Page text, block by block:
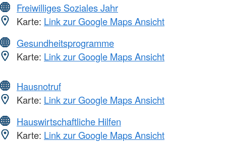
Freiwilliges Soziales Jahr
Karte: Link zur Google Maps Ansicht
Gesundheitsprogramme
Karte: Link zur Google Maps Ansicht
Hausnotruf
Karte: Link zur Google Maps Ansicht
Hauswirtschaftliche Hilfen
Karte: Link zur Google Maps Ansicht